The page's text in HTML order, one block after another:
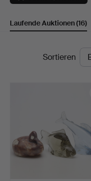
Borås
Auktionshall
Laufende Auktionen(16)
LaufendeSortieren